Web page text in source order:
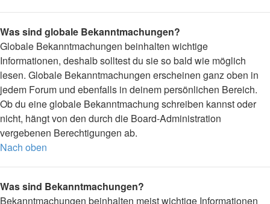
Was sind globale Bekanntmachungen?
Globale Bekanntmachungen beinhalten wichtige
Informationen, deshalb solltest du sie so bald wie möglich
lesen. Globale Bekanntmachungen erscheinen ganz oben in
jedem Forum und ebenfalls in deinem persönlichen Bereich.
Ob du eine globale Bekanntmachung schreiben kannst oder
nicht, hängt von den durch die Board-Administration
vergebenen Berechtigungen ab.
Nach oben
Was sind Bekanntmachungen?
Bekanntmachungen beinhalten meist wichtige Informationen